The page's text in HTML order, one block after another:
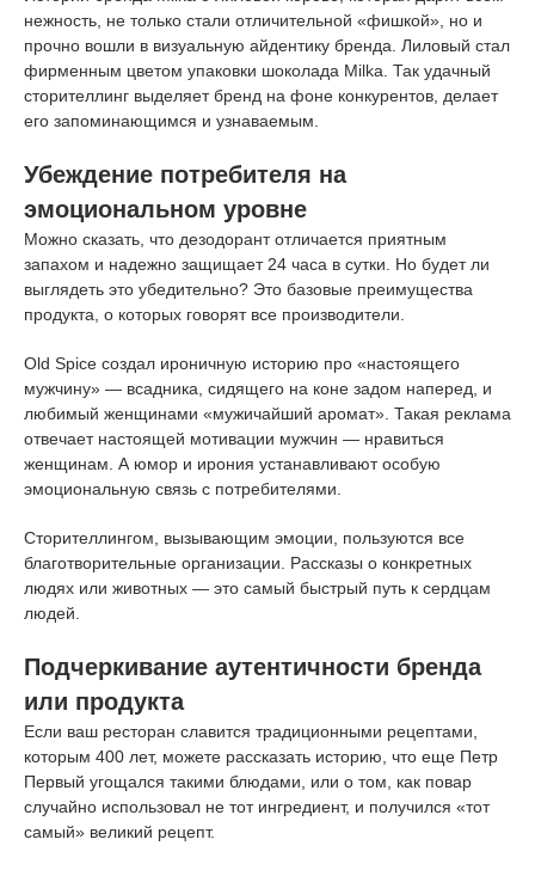
нежность, не только стали отличительной «фишкой», но и
прочно вошли в визуальную айдентику бренда. Лиловый стал
фирменным цветом упаковки шоколада Milka. Так удачный
сторителлинг выделяет бренд на фоне конкурентов, делает
его запоминающимся и узнаваемым.
Убеждение потребителя на
эмоциональном уровне
Можно сказать, что дезодорант отличается приятным
запахом и надежно защищает 24 часа в сутки. Но будет ли
выглядеть это убедительно? Это базовые преимущества
продукта, о которых говорят все производители.
Old Spice создал ироничную историю про «настоящего
мужчину» — всадника, сидящего на коне задом наперед, и
любимый женщинами «мужичайший аромат». Такая реклама
отвечает настоящей мотивации мужчин — нравиться
женщинам. А юмор и ирония устанавливают особую
эмоциональную связь с потребителями.
Сторителлингом, вызывающим эмоции, пользуются все
благотворительные организации. Рассказы о конкретных
людях или животных — это самый быстрый путь к сердцам
людей.
Подчеркивание аутентичности бренда
или продукта
Если ваш ресторан славится традиционными рецептами,
которым 400 лет, можете рассказать историю, что еще Петр
Первый угощался такими блюдами, или о том, как повар
случайно использовал не тот ингредиент, и получился «тот
самый» великий рецепт.